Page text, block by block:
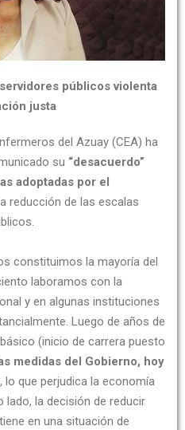
públicos violenta
justa
del Azuay (CEA) ha
su “desacuerdo”
adoptadas por el
reducción de las escalas
constituimos la mayoría del
laboramos con la
y en algunas instituciones
Luego de años de
(inicio de carrera puesto
medidas del Gobierno, hoy
, lo que perjudica la economía
la decisión de reducir
en una situación de